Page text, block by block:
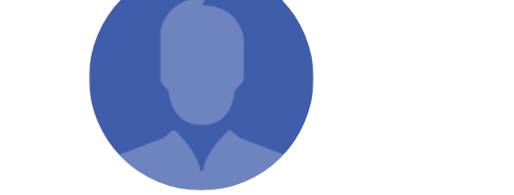
консультування
КНИГА В КОМПЛЕКТІ